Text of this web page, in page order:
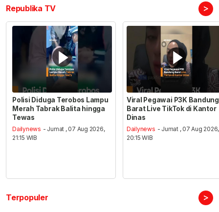
Republika TV >
Polisi Diduga Terobos Lampu
Merah Tabrak Balita hingga
Tewas
Dailynews - Jumat , 07 Aug 2026,
21:15 WIB
Viral Pegawai P3K Bandung
Barat Live TikTok di Kantor
Dinas
Dailynews - Jumat , 07 Aug 2026,
20:15 WIB
Terpopuler >